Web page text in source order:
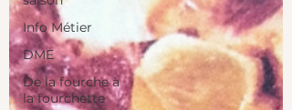
Info Métier
DME
De la fourche à
la fourchette